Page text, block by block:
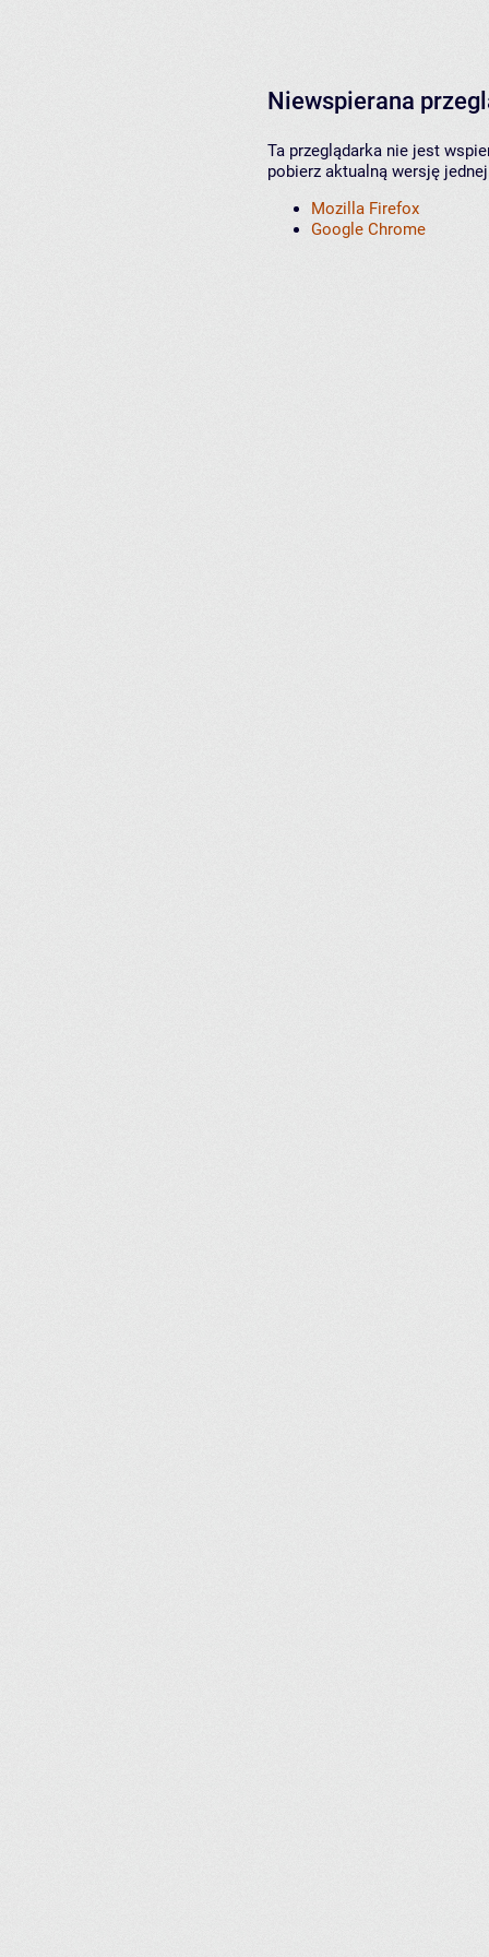
Niewspierana
Ta przeglądarka nie jest
pobierz aktualną wersję
Mozilla Firefox
Google Chrome